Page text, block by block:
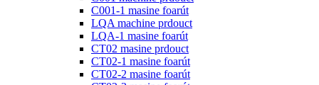
C001-1 masine foarút
LQA machine prdouct
LQA-1 masine foarút
CT02 masine prdouct
CT02-1 masine foarút
CT02-2 masine foarút